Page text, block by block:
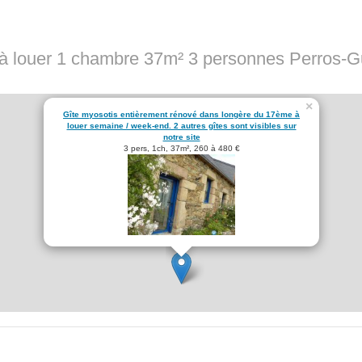
louer 1 chambre 37m² 3 personnes Perros-
Gîte myosotis entièrement rénové dans longère du 17ème à
louer semaine / week-end. 2 autres gîtes sont visibles sur
notre site
3 pers, 1ch, 37m², 260 à 480 €
×